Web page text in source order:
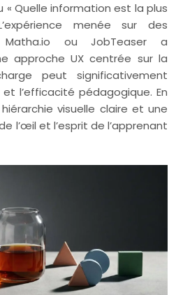
« Quelle information est la plus
menée sur des
ou JobTeaser a
approche UX centrée sur la
peut significativement
l’efficacité pédagogique. En
visuelle claire et une
l’œil et l’esprit de l’apprenant